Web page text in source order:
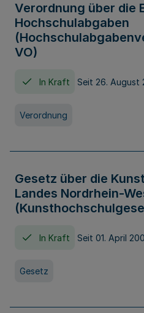
Verordnung über die
Hochschulabgaben
VO)
In Kraft Seit 26. August
Verordnung
Gesetz über die
Landes Nordrhein-
In Kraft Seit 01. April
Gesetz